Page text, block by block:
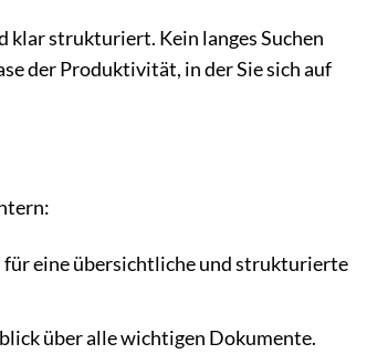
klar strukturiert. Kein langes Suchen
der Produktivität, in der Sie sich auf
eine übersichtliche und strukturierte
über alle wichtigen Dokumente.